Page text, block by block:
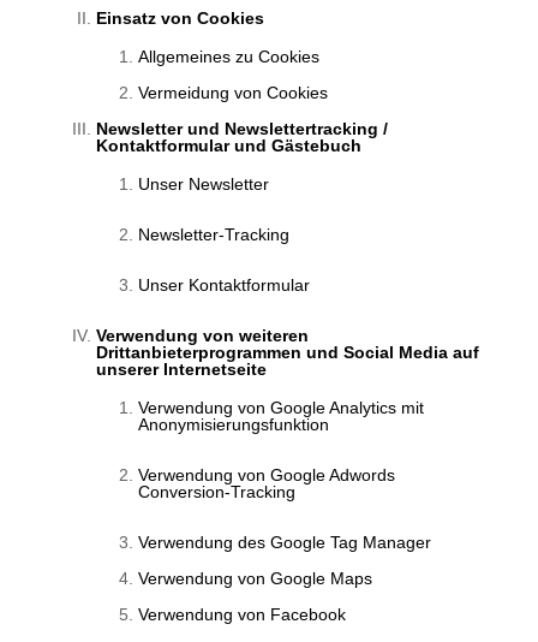
Einsatz von Cookies
Allgemeines zu Cookies
Vermeidung von Cookies
Newsletter und Newslettertracking /
Kontaktformular und Gästebuch
Unser Newsletter
Newsletter-Tracking
Unser Kontaktformular
Verwendung von weiteren
Drittanbieterprogrammen und Social Media auf
unserer Internetseite
Verwendung von Google Analytics mit
Anonymisierungsfunktion
Verwendung von Google Adwords
Conversion-Tracking
Verwendung des Google Tag Manager
Verwendung von Google Maps
Verwendung von Facebook